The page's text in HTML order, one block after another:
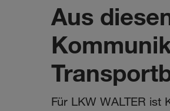
Aus
Für LKW WALTER